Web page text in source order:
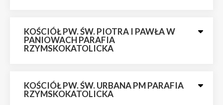
KOŚCIÓŁ PW. ŚW. PIOTRA I PAWŁA W
PANIOWACH PARAFIA
RZYMSKOKATOLICKA
KOŚCIÓŁ PW. ŚW. URBANA PM PARAFIA
RZYMSKOKATOLICKA